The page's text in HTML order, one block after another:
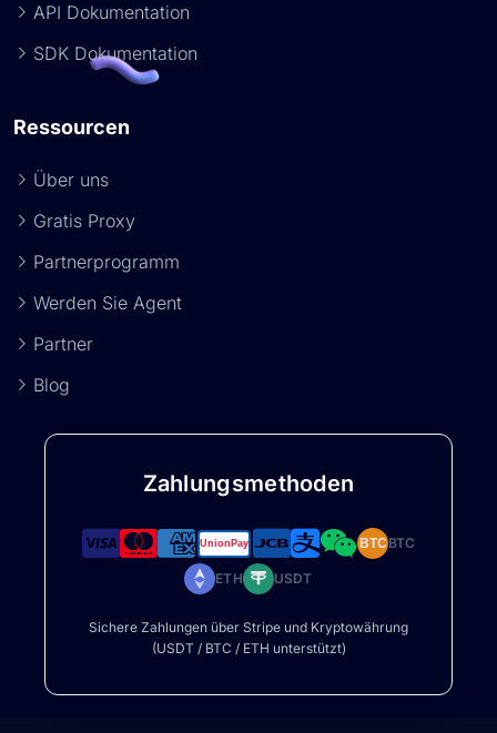
API Dokumentation
SDK Dokumentation
Ressourcen
Über uns
Gratis Proxy
Partnerprogramm
Werden Sie Agent
Partner
Blog
Zahlungsmethoden
BTCBTC
ETH USDT
Sichere Zahlungen über Stripe und Kryptowährung
(USDT / BTC / ETH unterstützt)